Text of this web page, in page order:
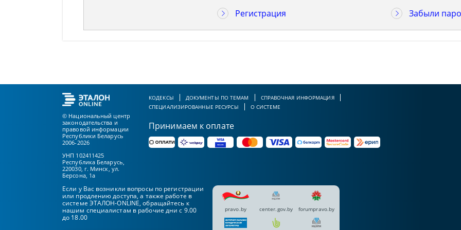
Регистрация Забыли
© Национальный центр
законодательства и
правовой информации
Республики Беларусь
2006-2026
УНП 102411425
Республика Беларусь,
220030, г. Минск, ул.
Берсона, 1а
КОДЕКСЫ ДОКУМЕНТЫ ПО ТЕМАМ
СПРАВОЧНАЯ ИНФОРМАЦИЯ
СПЕЦИАЛИЗИРОВАННЫЕ РЕСУРСЫ
О СИСТЕМЕ
Принимаем к оплате
Если у Вас возникли вопросы по регистрации
или продлению доступа, а также работе в
системе ЭТАЛОН-ONLINE, обращайтесь к
нашим специалистам в рабочие дни с 9.00
до 18.00
pravo.by center.gov.by forumpravo.by